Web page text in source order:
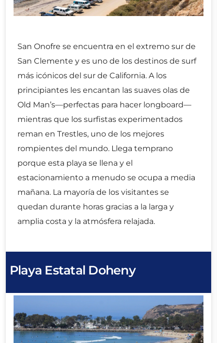
San Onofre se encuentra en el extremo sur de
San Clemente y es uno de los destinos de surf
más icónicos del sur de California. A los
principiantes les encantan las suaves olas de
Old Man’s—perfectas para hacer longboard—
mientras que los surfistas experimentados
reman en Trestles, uno de los mejores
rompientes del mundo. Llega temprano
porque esta playa se llena y el
estacionamiento a menudo se ocupa a media
mañana. La mayoría de los visitantes se
quedan durante horas gracias a la larga y
amplia costa y la atmósfera relajada.
Playa Estatal Doheny